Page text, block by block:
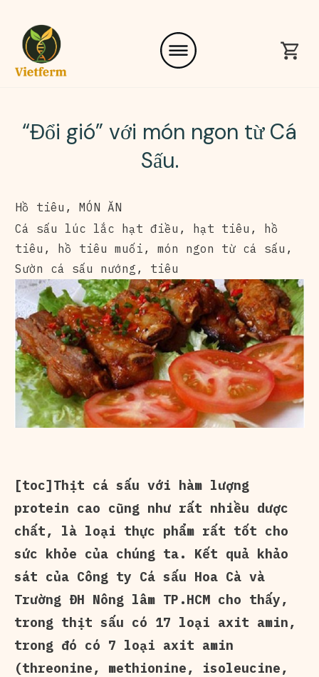
“Đổi gió” với món ngon từ Cá
Sấu.
Hồ tiêu , MÓN ĂN
Cá sấu lúc lắc hạt điều , hạt tiêu , hồ
tiêu , hồ tiêu muối , món ngon từ cá sấu ,
Sườn cá sấu nướng , tiêu
[toc]Thịt cá sấu với hàm lượng
protein cao cũng như rất nhiều dược
chất, là loại thực phẩm rất tốt cho
sức khỏe của chúng ta. Kết quả khảo
sát của Công ty Cá sấu Hoa Cà và
Trường ĐH Nông lâm TP.HCM cho thấy,
trong thịt sấu có 17 loại axit amin,
trong đó có 7 loại axit amin
(threonine, methionine, isoleucine,